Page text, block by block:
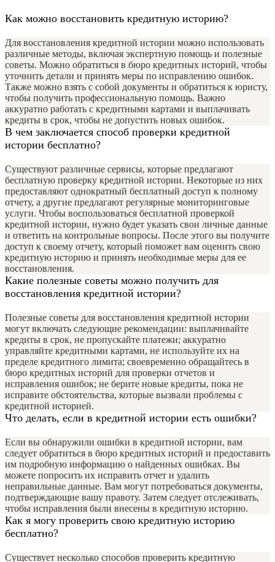
Как можно восстановить кредитную историю?
Для восстановления кредитной истории можно использовать
различные методы, включая экспертную помощь и полезные
советы. Можно обратиться в бюро кредитных историй, чтобы
уточнить детали и принять меры по исправлению ошибок.
Также можно взять с собой документы и обратиться к юристу,
чтобы получить профессиональную помощь. Важно
аккуратно работать с кредитными картами и выплачивать
кредиты в срок, чтобы не допустить новых ошибок.
В чем заключается способ проверки кредитной
истории бесплатно?
Существуют различные сервисы, которые предлагают
бесплатную проверку кредитной истории. Некоторые из них
предоставляют однократный бесплатный доступ к полному
отчету, а другие предлагают регулярные мониторинговые
услуги. Чтобы воспользоваться бесплатной проверкой
кредитной истории, нужно будет указать свои личные данные
и ответить на контрольные вопросы. После этого вы получите
доступ к своему отчету, который поможет вам оценить свою
кредитную историю и принять необходимые меры для ее
восстановления.
Какие полезные советы можно получить для
восстановления кредитной истории?
Полезные советы для восстановления кредитной истории
могут включать следующие рекомендации: выплачивайте
кредиты в срок, не пропускайте платежи; аккуратно
управляйте кредитными картами, не используйте их на
пределе кредитного лимита; своевременно обращайтесь в
бюро кредитных историй для проверки отчетов и
исправления ошибок; не берите новые кредиты, пока не
исправите обстоятельства, которые вызвали проблемы с
кредитной историей.
Что делать, если в кредитной истории есть ошибки?
Если вы обнаружили ошибки в кредитной истории, вам
следует обратиться в бюро кредитных историй и предоставить
им подробную информацию о найденных ошибках. Вы
можете попросить их исправить отчет и удалить
неправильные данные. Вам могут потребоваться документы,
подтверждающие вашу правоту. Затем следует отслеживать,
чтобы исправления были внесены в кредитную историю.
Как я могу проверить свою кредитную историю
бесплатно?
Существует несколько способов проверить кредитную